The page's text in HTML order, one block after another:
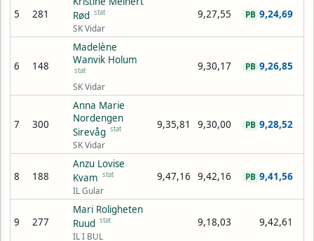
5 281
Rød stat
SK Vidar
9,27,55 9,24,69
PB
6 148
Madelène
Wanvik Holum
stat
SK Vidar
9,30,17 9,26,85
PB
7 300
Anna Marie
Nordengen
Sirevåg stat
SK Vidar
9,35,81 9,30,00 9,28,52
PB
8 188
Anzu Lovise
Kvam stat
IL Gular
9,47,16 9,42,16 9,41,56
PB
9 277
Mari Roligheten
Ruud stat
IL I BUL
9,18,03 9,42,61